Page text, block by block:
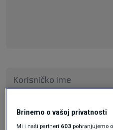
Brinemo o vašoj privatnosti
Mi i naši partneri 603 pohranjujemo